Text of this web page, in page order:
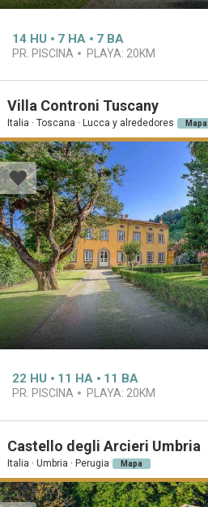
14 HU 7 HA 7 BA
PR. PISCINA PLAYA: 20KM
Villa Controni Tuscany
Italia · Toscana · Lucca y alrededores Mapa
22 HU 11 HA 11 BA
PR. PISCINA PLAYA: 20KM
Castello degli Arcieri Umbria
Italia · Umbria · Perugia Mapa